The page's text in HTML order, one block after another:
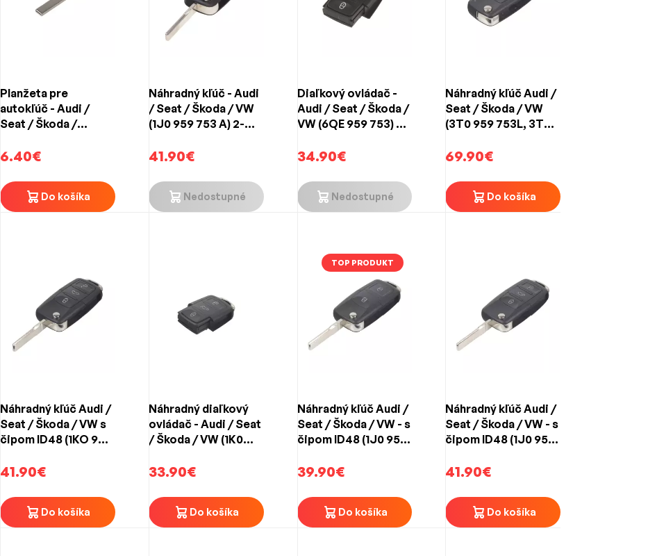
Planžeta pre
autokľúč - Audi /
Seat / Škoda /
HU162T)
6.40€
Do košíka
Náhradný kľúč - Audi
/ Seat / Škoda / VW
(1J0 959 753 A) 2-
41.90€
Nedostupné
Diaľkový ovládač -
Audi / Seat / Škoda /
VW (6QE 959 753) 3-
34.90€
Nedostupné
Náhradný kľúč Audi /
Seat / Škoda / VW
(3T0 959 753L, 3T0
tlačidlový
69.90€
Do košíka
Náhradný kľúč Audi /
Seat / Škoda / VW s
čipom ID48 (1KO 959
41.90€
Do košíka
Náhradný diaľkový
ovládač - Audi / Seat
/ Škoda / VW (1K0
tlačidlový
33.90€
Do košíka
TOP PRODUKT
Náhradný kľúč Audi /
Seat / Škoda / VW - s
čipom ID48 (1J0 959
39.90€
Do košíka
Náhradný kľúč Audi /
Seat / Škoda / VW - s
čipom ID48 (1J0 959
41.90€
Do košíka